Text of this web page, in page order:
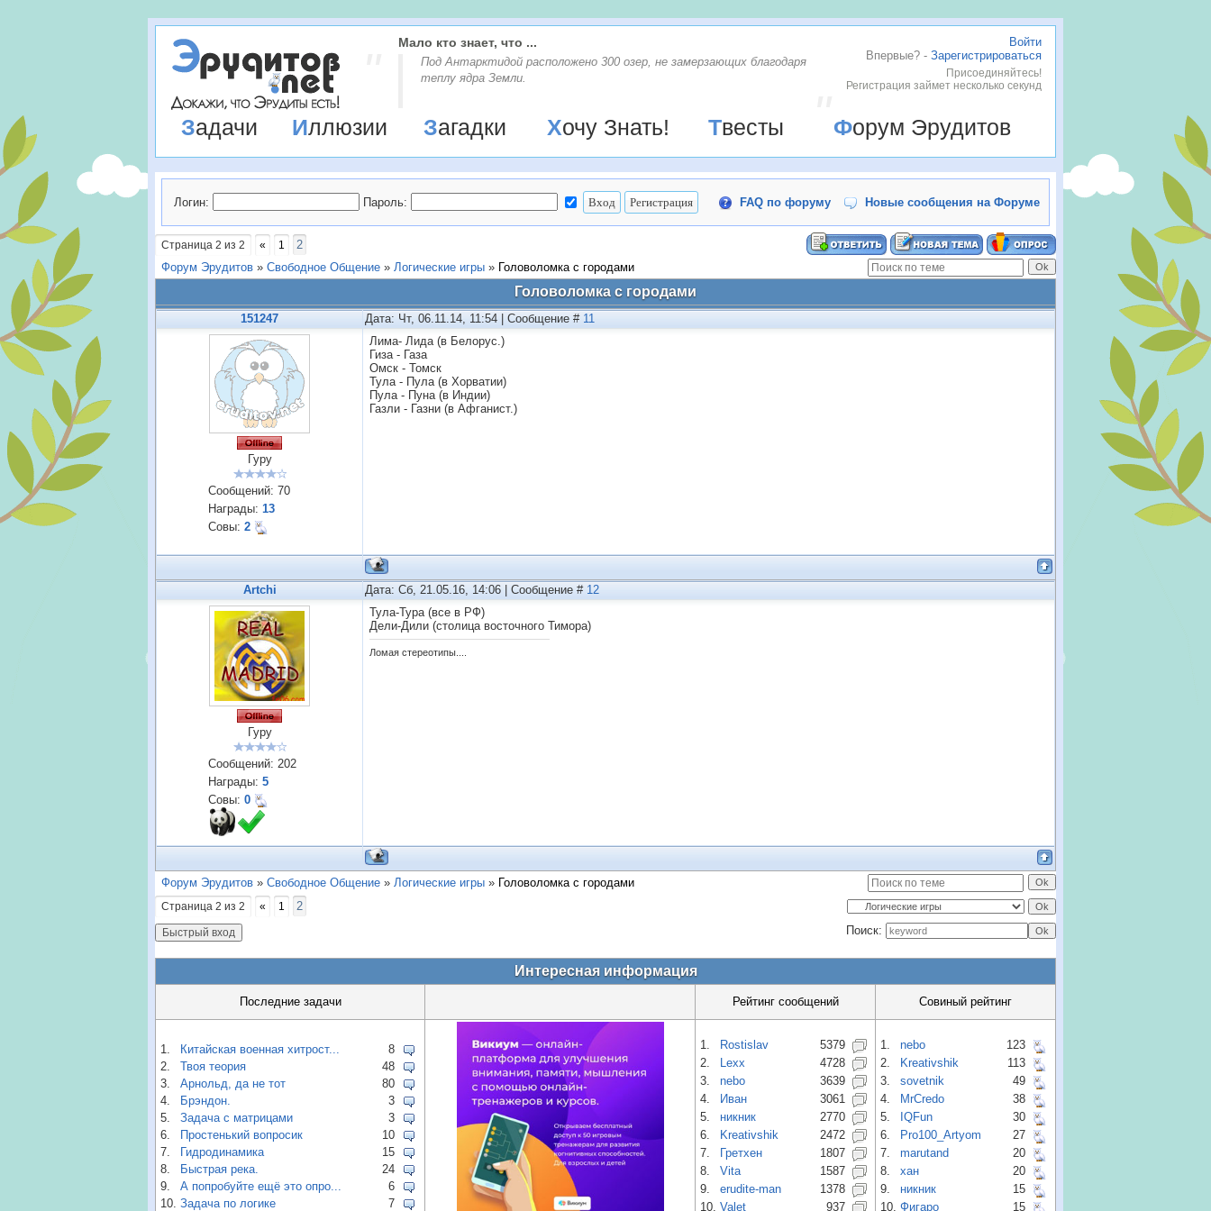
Войти
Впервые? - Зарегистрироваться
Присоединяйтесь!
Регистрация займет несколько секунд
Мало кто знает, что ...
Под Антарктидой расположено 300 озер, не замерзающих благодаря
теплу ядра Земли.
Задачи Иллюзии Загадки Хочу Знать! Твесты Форум Эрудитов
Логин: Пароль: FAQ по форуму Новые сообщения на Форуме
Страница 2 из 2 « 1
2
Форум Эрудитов » Свободное Общение » Логические игры » Головоломка с городами
Головоломка с городами
151247 Дата: Чт, 06.11.14, 11:54 | Сообщение # 11
Гуру
Сообщений: 70
Награды: 13
Совы: 2
Лима- Лида (в Белорус.)
Гиза - Газа
Омск - Томск
Тула - Пула (в Хорватии)
Пула - Пуна (в Индии)
Газли - Газни (в Афганист.)
Artchi Дата: Сб, 21.05.16, 14:06 | Сообщение # 12
Гуру
Сообщений: 202
Награды: 5
Совы: 0
Тула-Тура (все в РФ)
Дели-Дили (столица восточного Тимора)
Ломая стереотипы....
Форум Эрудитов » Свободное Общение » Логические игры » Головоломка с городами
Страница 2 из 2 « 1
2
Поиск:
Интересная информация
Последние задачи Рейтинг сообщений Совиный рейтинг
1. Китайская военная хитрост...
8
2.
Твоя теория
48
3.
Арнольд, да не тот
80
4.
Брэндон.
3
5.
Задача с матрицами
3
6.
Простенький вопросик
10
7.
Гидродинамика
15
8.
Быстрая река.
24
9.
А попробуйте ещё это опро...
6
10. Задача по логике 7
1. Rostislav
5379
2.
Lexx
4728
3.
nebo
3639
4.
Иван
3061
5.
никник
2770
6.
Kreativshik
2472
7.
Гретхен
1807
8.
Vita
1587
9.
erudite-man
1378
10. Valet 937
1. nebo
123
2.
Kreativshik
113
3.
sovetnik
49
4.
MrCredo
38
5.
IQFun
30
6.
Pro100_Artyom
27
7.
marutand
20
8.
хан
20
9.
никник
15
10. Фигаро 15